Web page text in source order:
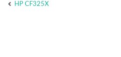
HP CF325X